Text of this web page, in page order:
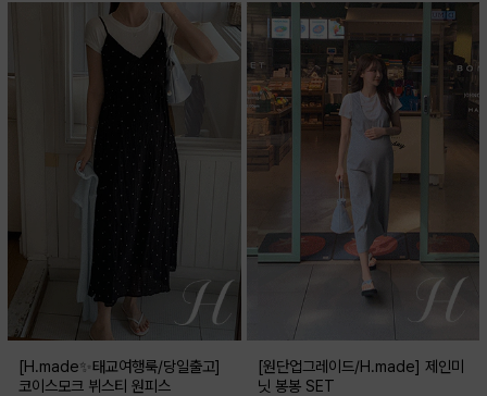
[H.made✨태교여행룩/당일출고]
코이스모크 뷔스티 원피스
[원단업그레이드/H.made] 제인미
닛 봉봉 SET